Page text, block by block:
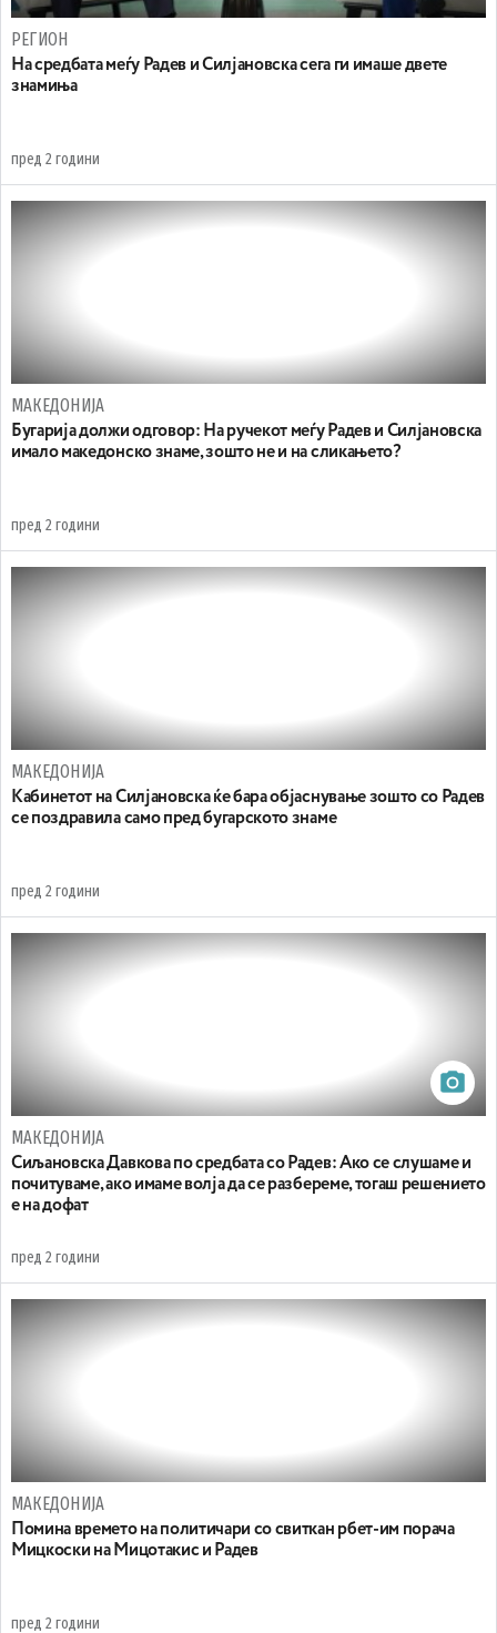
РЕГИОН
На средбата меѓу Радев и Силјановска сега ги имаше двете
знамиња
пред 2 години
МАКЕДОНИЈА
Бугарија должи одговор: На ручекот меѓу Радев и Силјановска
имало македонско знаме, зошто не и на сликањето?
пред 2 години
МАКЕДОНИЈА
Кабинетот на Силјановска ќе бара објаснување зошто со Радев
се поздравила само пред бугарското знаме
пред 2 години
МАКЕДОНИЈА
Сиљановска Давкова по средбата со Радев: Ако се слушаме и
почитуваме, ако имаме волја да се разбереме, тогаш решението
е на дофат
пред 2 години
МАКЕДОНИЈА
Помина времето на политичари со свиткан рбет-им порача
Мицкоски на Мицотакис и Радев
пред 2 години